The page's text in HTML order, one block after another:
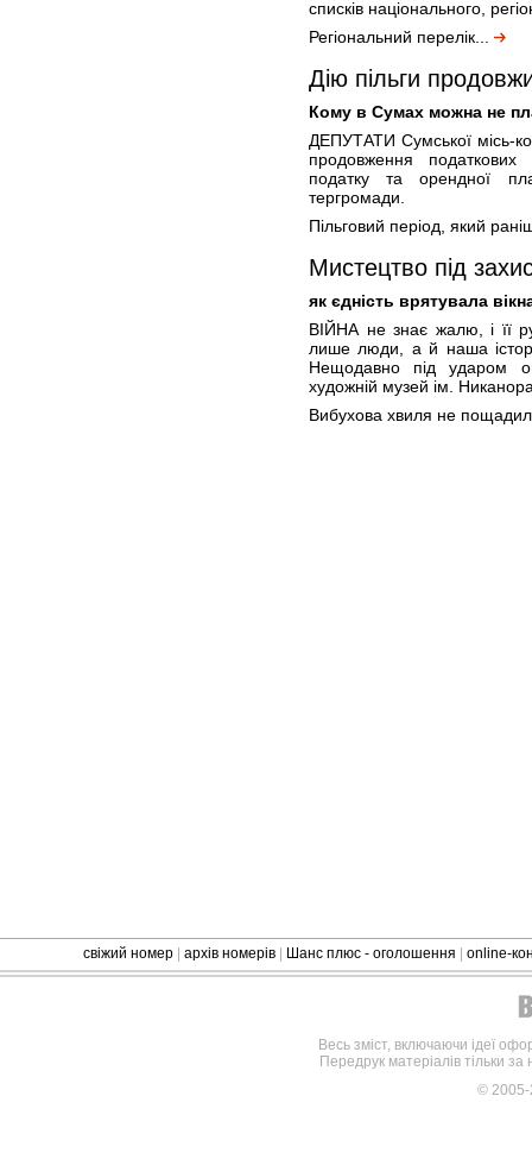
списків національного,
Регіональний перелік...
Дію пільги
Кому в Сумах можна не
ДЕПУТАТИ Сумської місь-
продовження податкових
податку та орендної
тергромади.
Пільговий період, який
Мистецтво під
як єдність врятувала
ВІЙНА не знає жалю, і її
лише люди, а й наша
Нещодавно під ударом
художній музей ім.
Вибухова хвиля не
свіжий номер архів номерів Шанс плюс - оголошення online-
Весь зміст, включаючи ідеї
Передрук матеріалів тільки
©